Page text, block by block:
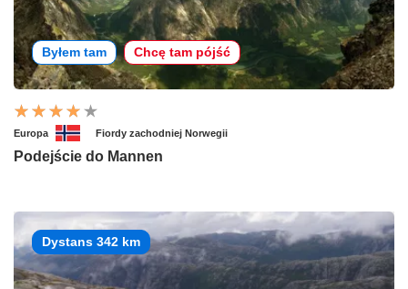
Byłem tam Chcę tam pójść
Europa Fiordy zachodniej Norwegii
Podejście do Mannen
Dystans 342 km